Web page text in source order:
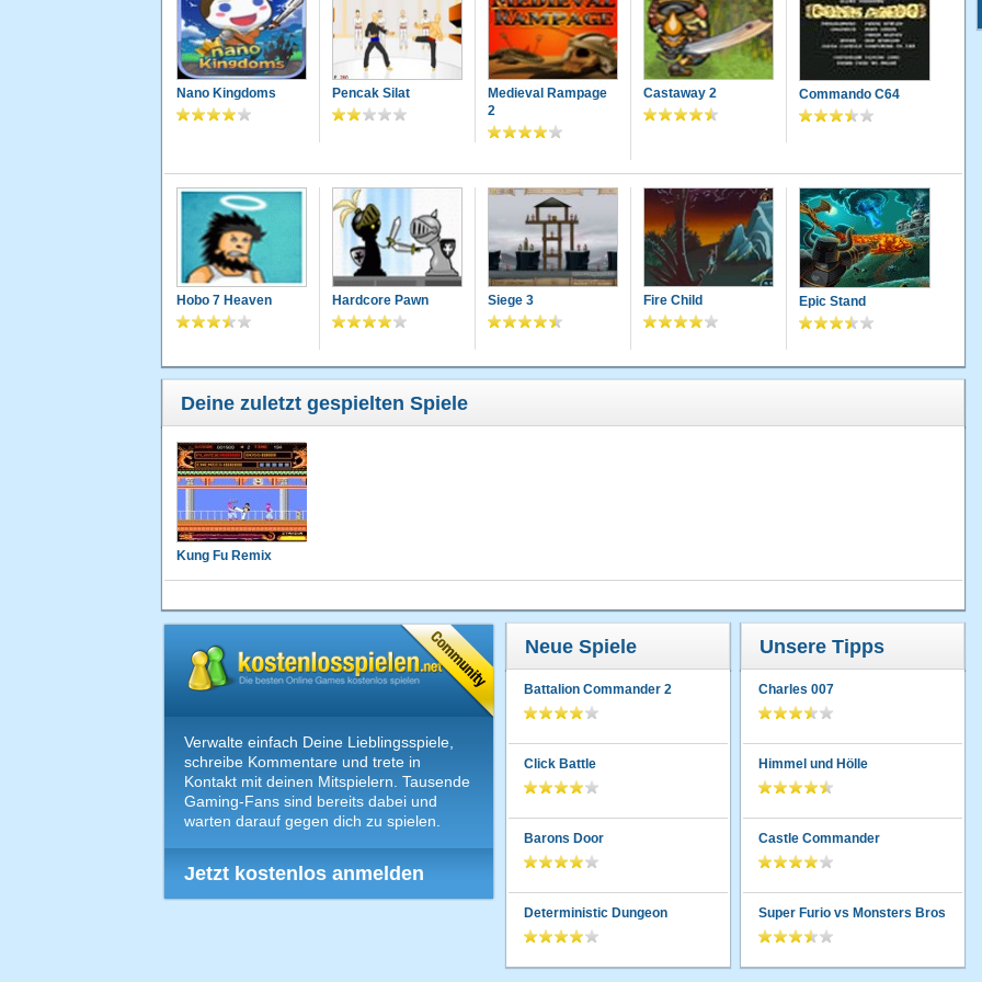
Nano Kingdoms Pencak Silat
Medieval Rampage
2
Castaway 2 Commando C64
Hobo 7 Heaven Hardcore Pawn Siege 3 Fire Child Epic Stand
Deine zuletzt gespielten Spiele
Kung Fu Remix
Verwalte einfach Deine Lieblingsspiele,
schreibe Kommentare und trete in
Kontakt mit deinen Mitspielern. Tausende
Gaming-Fans sind bereits dabei und
warten darauf gegen dich zu spielen.
Jetzt kostenlos anmelden
Neue Spiele
Battalion Commander 2
Click Battle
Barons Door
Deterministic Dungeon
Unsere Tipps
Charles 007
Himmel und Hölle
Castle Commander
Super Furio vs Monsters Bros